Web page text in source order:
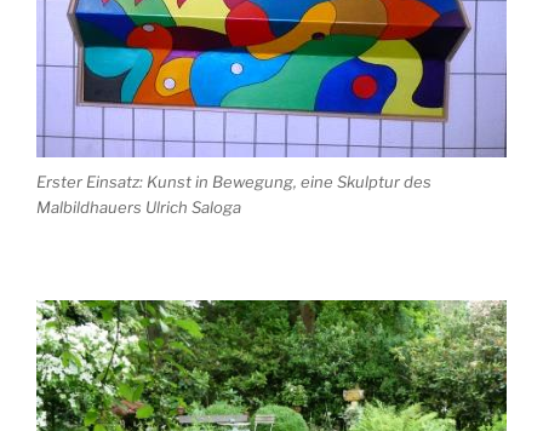
Erster Einsatz: Kunst in Bewegung, eine Skulptur des
Malbildhauers Ulrich Saloga